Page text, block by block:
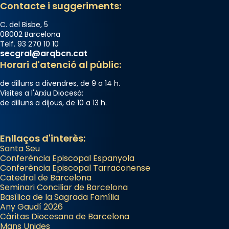
Photo
View on Facebook
Arquebisbat de Barcelona
2 weeks ago
Memòria de les santes Juliana i
Acompanyant la història de sant Cugat, a
partir de l’Edat Mitjana sorgeix la tradició
que les santes Juliana (“relatiu a Júlia”) i
Semproniana (“relatiu a Semprònia =
eterna”) són deixebles seves. I l’any 1667, el
frare Joan Gaspar Roig, afirma en una obra
que les santes són filles de l’antiga Iluro.
Mataró en reivindicarà les relíquies fins que
Contacte i suggeriments:
C. del Bisbe, 5
08002 Barcelona
Telf. 93 270 10 10
secgral@arqbcn.cat
Horari d'atenció al públic:
de dilluns a divendres, de 9 a 14 h.
Visites a l'Arxiu Diocesà:
de dilluns a dijous, de 10 a 13 h.
Enllaços d'interès:
Santa Seu
Conferència Episcopal Espanyola
Conferència Episcopal Tarraconense
Catedral de Barcelona
Seminari Conciliar de Barcelona
Basílica de la Sagrada Família
Any Gaudí 2026
Càritas Diocesana de Barcelona
Mans Unides